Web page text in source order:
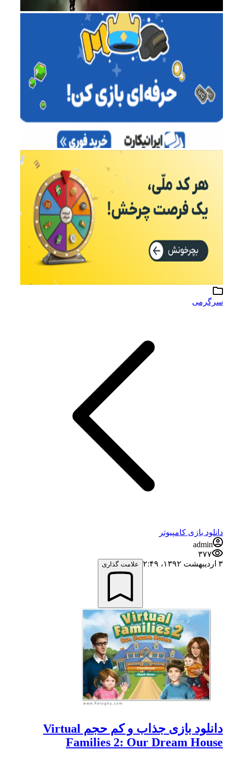
سرگرمی
دانلود بازی کامپیوتر
admin
۳۷۷
۳ اردیبهشت ۱۳۹۲،‏ ۲:۴۹
علامت گذاری
دانلود بازی جذاب و کم حجم Virtual
Families 2: Our Dream House